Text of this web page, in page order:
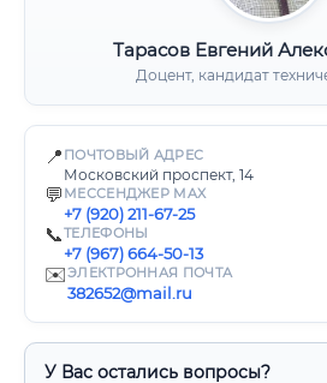
Тарасов Евгений
Доцент, кандидат
📍 ПОЧТОВЫЙ АДРЕС
Московский проспект, 14
💬 МЕССЕНДЖЕР MAX
+7 (920) 211-67-25
📞ТЕЛЕФОНЫ
+7 (967) 664-50-13
✉️ЭЛЕКТРОННАЯ ПОЧТА
382652@mail.ru
У Вас остались вопросы?